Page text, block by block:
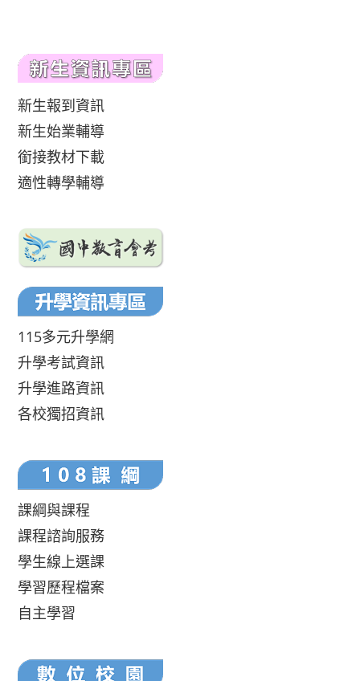
新生報到資訊
新生始業輔導
銜接教材下載
適性轉學輔導
115多元升學網
升學考試資訊
升學進路資訊
各校獨招資訊
課綱與課程
課程諮詢服務
學生線上選課
學習歷程檔案
自主學習